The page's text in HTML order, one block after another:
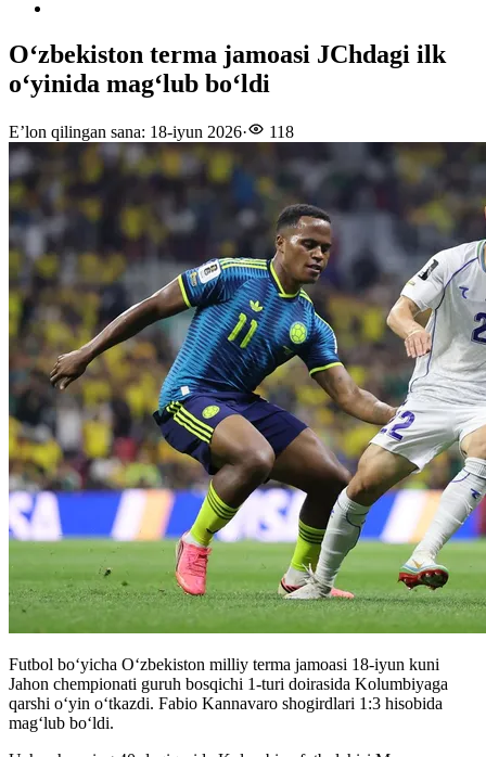
O‘zbekiston terma jamoasi JChdagi ilk
o‘yinida mag‘lub bo‘ldi
E’lon qilingan sana: 18-iyun 2026· 118
Futbol boʻyicha Oʻzbekiston milliy terma jamoasi 18-iyun kuni
Jahon chempionati guruh bosqichi 1-turi doirasida Kolumbiyaga
qarshi o‘yin o‘tkazdi. Fabio Kannavaro shogirdlari 1:3 hisobida
mag‘lub bo‘ldi.